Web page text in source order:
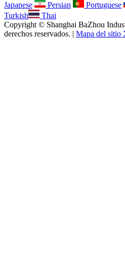
Japanese
Persian Portuguese
Turkish
Thai
Copyright © Shanghai BaZhou
derechos reservados. | Mapa del sitio